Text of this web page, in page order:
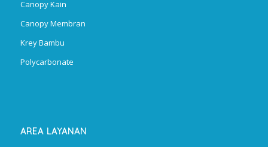
Canopy Kain
Canopy Membran
Krey Bambu
Polycarbonate
AREA LAYANAN